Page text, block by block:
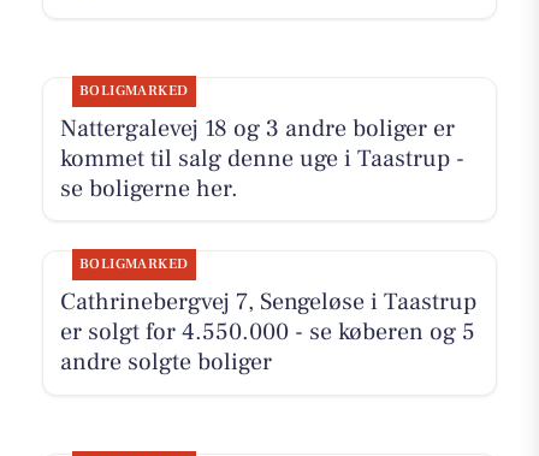
BOLIGMARKED
Nattergalevej 18 og 3 andre boliger er
kommet til salg denne uge i Taastrup -
se boligerne her.
BOLIGMARKED
Cathrinebergvej 7, Sengeløse i Taastrup
er solgt for 4.550.000 - se køberen og 5
andre solgte boliger